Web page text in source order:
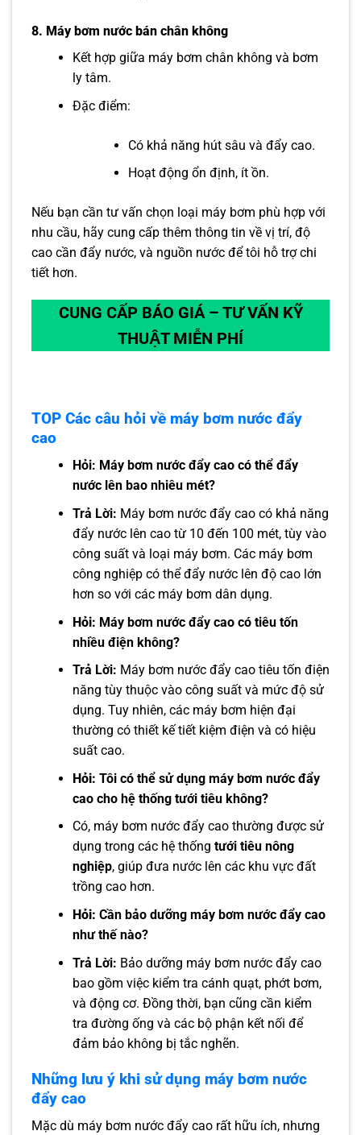
8. Máy bơm nước bán chân không
Kết hợp giữa máy bơm chân không và bơm
ly tâm.
Đặc điểm:
Có khả năng hút sâu và đẩy cao.
Hoạt động ổn định, ít ồn.
Nếu bạn cần tư vấn chọn loại máy bơm phù hợp với
nhu cầu, hãy cung cấp thêm thông tin về vị trí, độ
cao cần đẩy nước, và nguồn nước để tôi hỗ trợ chi
tiết hơn.
CUNG CẤP BÁO GIÁ – TƯ VẤN KỸ
THUẬT MIỄN PHÍ
TOP Các câu hỏi về máy bơm nước đẩy
cao
Hỏi: Máy bơm nước đẩy cao có thể đẩy
nước lên bao nhiêu mét?
Trả Lời: Máy bơm nước đẩy cao có khả năng
đẩy nước lên cao từ 10 đến 100 mét, tùy vào
công suất và loại máy bơm. Các máy bơm
công nghiệp có thể đẩy nước lên độ cao lớn
hơn so với các máy bơm dân dụng.
Hỏi: Máy bơm nước đẩy cao có tiêu tốn
nhiều điện không?
Trả Lời: Máy bơm nước đẩy cao tiêu tốn điện
năng tùy thuộc vào công suất và mức độ sử
dụng. Tuy nhiên, các máy bơm hiện đại
thường có thiết kế tiết kiệm điện và có hiệu
suất cao.
Hỏi: Tôi có thể sử dụng máy bơm nước đẩy
cao cho hệ thống tưới tiêu không?
Có, máy bơm nước đẩy cao thường được sử
dụng trong các hệ thống tưới tiêu nông
nghiệp, giúp đưa nước lên các khu vực đất
trồng cao hơn.
Hỏi: Cần bảo dưỡng máy bơm nước đẩy cao
như thế nào?
Trả Lời: Bảo dưỡng máy bơm nước đẩy cao
bao gồm việc kiểm tra cánh quạt, phớt bơm,
và động cơ. Đồng thời, bạn cũng cần kiểm
tra đường ống và các bộ phận kết nối để
đảm bảo không bị tắc nghẽn.
Những lưu ý khi sử dụng máy bơm nước
đẩy cao
Mặc dù máy bơm nước đẩy cao rất hữu ích, nhưng